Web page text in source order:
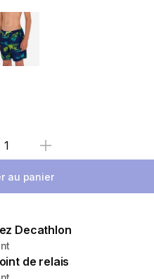
Sélectionnez la quantité
au panier
Decathlon
de relais